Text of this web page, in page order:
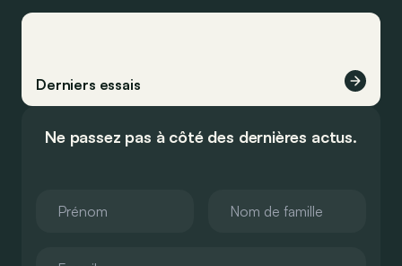
Derniers essais
Ne passez pas à côté des dernières actus.